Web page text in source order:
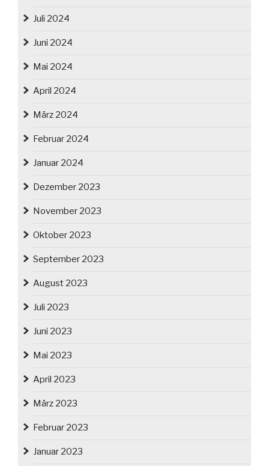
Juli 2024
Juni 2024
Mai 2024
April 2024
März 2024
Februar 2024
Januar 2024
Dezember 2023
November 2023
Oktober 2023
September 2023
August 2023
Juli 2023
Juni 2023
Mai 2023
April 2023
März 2023
Februar 2023
Januar 2023